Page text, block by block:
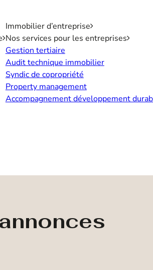
Immobilier d’entreprise
Nos services pour les entreprises
Gestion tertiaire
Audit technique immobilier
Syndic de copropriété
Property management
Accompagnement développement